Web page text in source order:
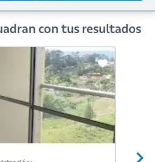
con tus resultados